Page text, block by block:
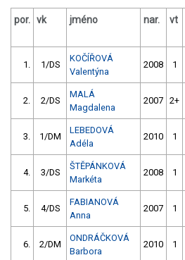
por. vk jméno nar. vt
1. 1/DS
KOČÍŘOVÁ
Valentýna
2008 1
2. 2/DS
MALÁ
Magdalena
2007 2+
3. 1/DM
LEBEDOVÁ
Adéla
2010 1
4. 3/DS
ŠTĚPÁNKOVÁ
Markéta
2008 1
5. 4/DS
FABIANOVÁ
Anna
2007 1
6. 2/DM
ONDRÁČKOVÁ
Barbora
2010 1